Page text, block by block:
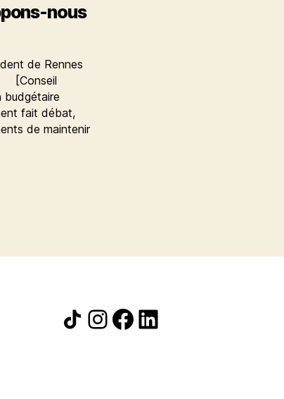
nous
de Rennes
[Conseil
budgétaire
fait débat,
de maintenir
Icône de partage
Instagram
Facebook
LinkedIn